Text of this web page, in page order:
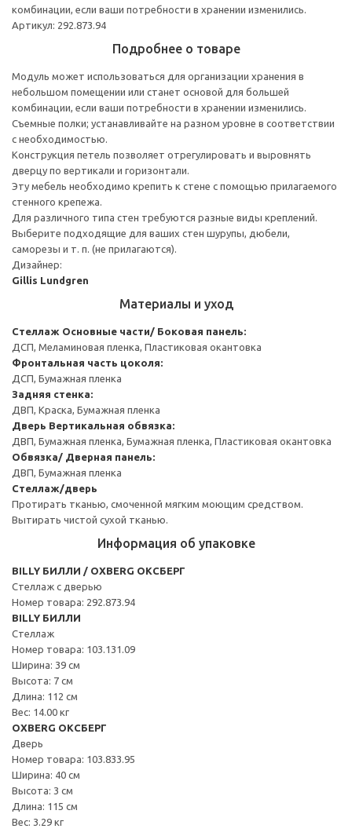
комбинации, если ваши потребности в хранении изменились.
Артикул: 292.873.94
Подробнее о товаре
Модуль может использоваться для организации хранения в
небольшом помещении или станет основой для большей
комбинации, если ваши потребности в хранении изменились.
Съемные полки; устанавливайте на разном уровне в соответствии
с необходимостью.
Конструкция петель позволяет отрегулировать и выровнять
дверцу по вертикали и горизонтали.
Эту мебель необходимо крепить к стене с помощью прилагаемого
стенного крепежа.
Для различного типа стен требуются разные виды креплений.
Выберите подходящие для ваших стен шурупы, дюбели,
саморезы и т. п. (не прилагаются).
Дизайнер:
Gillis Lundgren
Материалы и уход
Стеллаж Основные части/ Боковая панель:
ДСП, Меламиновая пленка, Пластиковая окантовка
Фронтальная часть цоколя:
ДСП, Бумажная пленка
Задняя стенка:
ДВП, Краска, Бумажная пленка
Дверь Вертикальная обвязка:
ДВП, Бумажная пленка, Бумажная пленка, Пластиковая окантовка
Обвязка/ Дверная панель:
ДВП, Бумажная пленка
Стеллаж/дверь
Протирать тканью, смоченной мягким моющим средством.
Вытирать чистой сухой тканью.
Информация об упаковке
BILLY БИЛЛИ / OXBERG ОКСБЕРГ
Стеллаж с дверью
Номер товара: 292.873.94
BILLY БИЛЛИ
Стеллаж
Номер товара: 103.131.09
Ширина: 39 см
Высота: 7 см
Длина: 112 см
Вес: 14.00 кг
OXBERG ОКСБЕРГ
Дверь
Номер товара: 103.833.95
Ширина: 40 см
Высота: 3 см
Длина: 115 см
Вес: 3.29 кг